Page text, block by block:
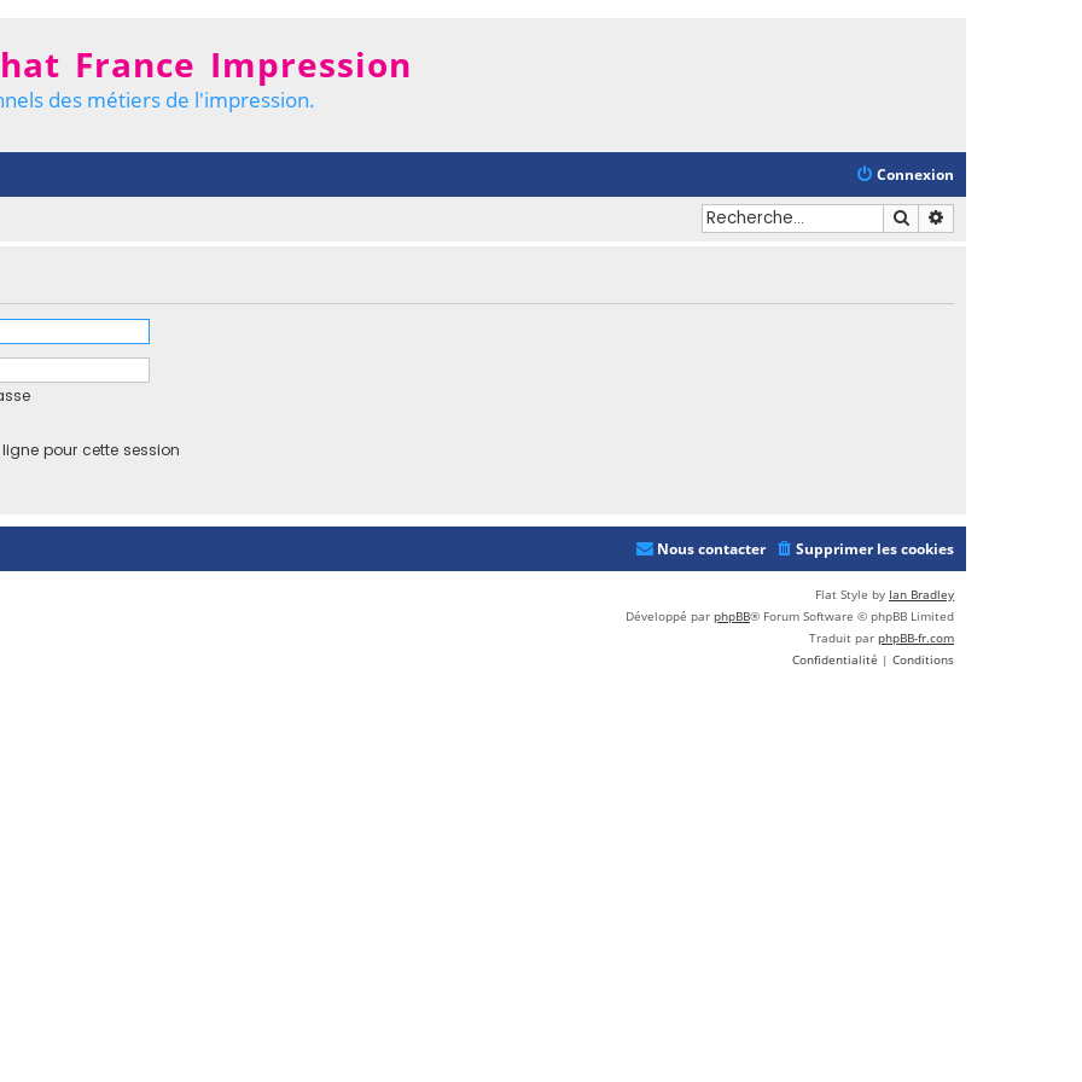
France Impression
des métiers de l'impression.
Connexion
Rechercher
pour cette session
Supprimer les cookies
Nous contacter
Flat Style by Ian Bradley
Développé par phpBB® Forum Software © phpBB Limited
Traduit par phpBB-fr.com
Confidentialité | Conditions